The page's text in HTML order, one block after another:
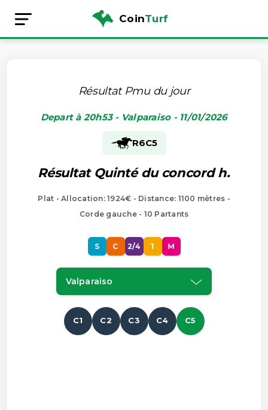
CoinTurf
Résultat Pmu du jour
Depart à 20h53 - Valparaiso - 11/01/2026
R6C5
Résultat Quinté du concord h.
Plat - Allocation: 1924€ - Distance: 1100 mètres -
Corde gauche - 10 Partants
S C 2/4 T M
Valparaiso
C1 C2 C3 C4 C5